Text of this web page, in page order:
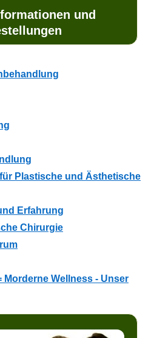
und
Plastische und Ästhetische
Erfahrung
Chirurgie
Morderne Wellness - Unser